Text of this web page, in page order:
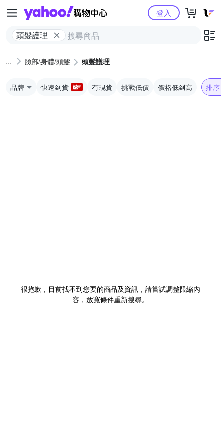
Yahoo購物中心
頭髮護理
登入
臉部/身體/頭髮 頭髮護理
品牌 快速到貨 有現貨 挑戰低價 價格低到高 排序
很抱歉，目前找不到您要的商品及資訊，請嘗試調整限縮內
容，放寬條件重新搜尋。